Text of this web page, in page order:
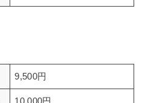
9,500円
10,000円